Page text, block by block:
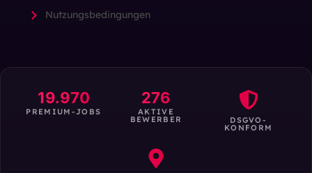
Nutzungsbedingungen
19.970
PREMIUM-JOBS
276
AKTIVE
BEWERBER DSGVO-
KONFORM